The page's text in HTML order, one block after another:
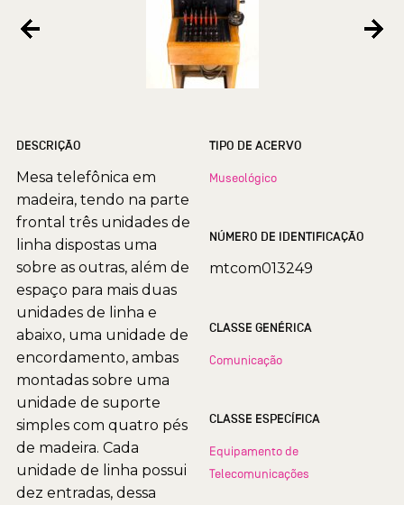
DESCRIÇÃO
Mesa telefônica em
madeira, tendo na parte
frontal três unidades de
linha dispostas uma
sobre as outras, além de
espaço para mais duas
unidades de linha e
abaixo, uma unidade de
encordamento, ambas
montadas sobre uma
unidade de suporte
simples com quatro pés
de madeira. Cada
unidade de linha possui
dez entradas, dessa
TIPO DE ACERVO
Museológico
NÚMERO DE IDENTIFICAÇÃO
mtcom013249
CLASSE GENÉRICA
Comunicação
CLASSE ESPECÍFICA
Equipamento de
Telecomunicações